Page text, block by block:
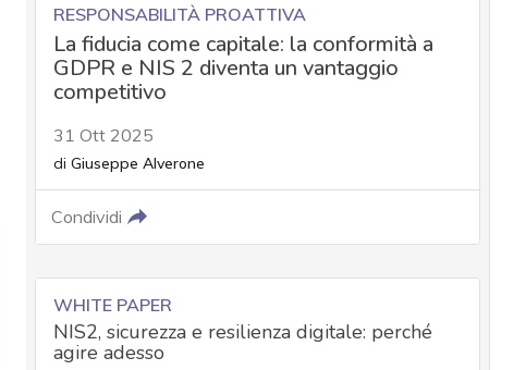
RESPONSABILITÀ PROATTIVA
La fiducia come capitale: la conformità a
GDPR e NIS 2 diventa un vantaggio
competitivo
31 Ott 2025
di Giuseppe Alverone
Condividi
WHITE PAPER
NIS2, sicurezza e resilienza digitale: perché
agire adesso